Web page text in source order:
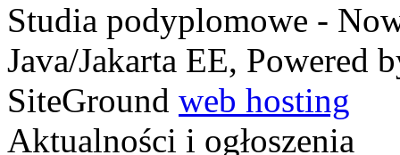
Studia podyplomowe -
Java/Jakarta EE, Powered
SiteGround web hosting
Aktualności i ogłoszenia